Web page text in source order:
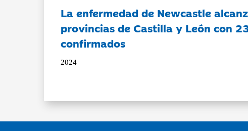
La enfermedad de Newcastle
provincias de Castilla y León con
confirmados
2024